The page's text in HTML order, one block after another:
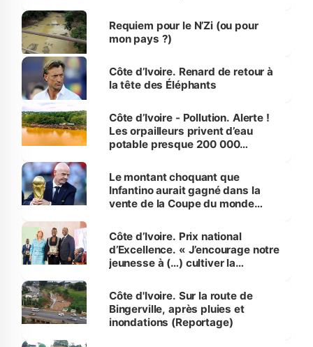
Requiem pour le N’Zi (ou pour
mon pays ?)
Côte d’Ivoire. Renard de retour à
la tête des Éléphants
Côte d’Ivoire - Pollution. Alerte !
Les orpailleurs privent d’eau
potable presque 200 000
Le montant choquant que
Infantino aurait gagné dans la
vente de la Coupe du monde
Côte d’Ivoire. Prix national
d’Excellence. « J’encourage notre
jeunesse à (…) cultiver la
(Alassane Ouattara
Côte d'Ivoire. Sur la route de
Bingerville, après pluies et
inondations (Reportage)